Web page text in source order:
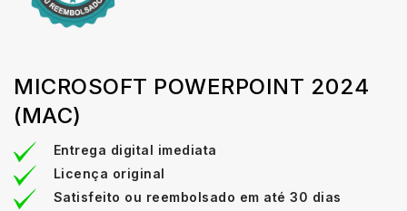
MICROSOFT POWERPOINT 2024
(MAC)
Entrega digital imediata
Licença original
Satisfeito ou reembolsado em até 30 dias